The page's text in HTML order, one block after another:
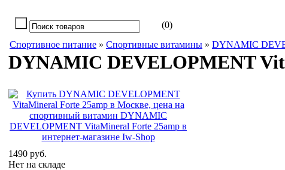
(0)
Спортивное питание » Спортивные витамины » DYNAMIC
DYNAMIC DEVELOPMENT
1490 руб.
Нет на складе